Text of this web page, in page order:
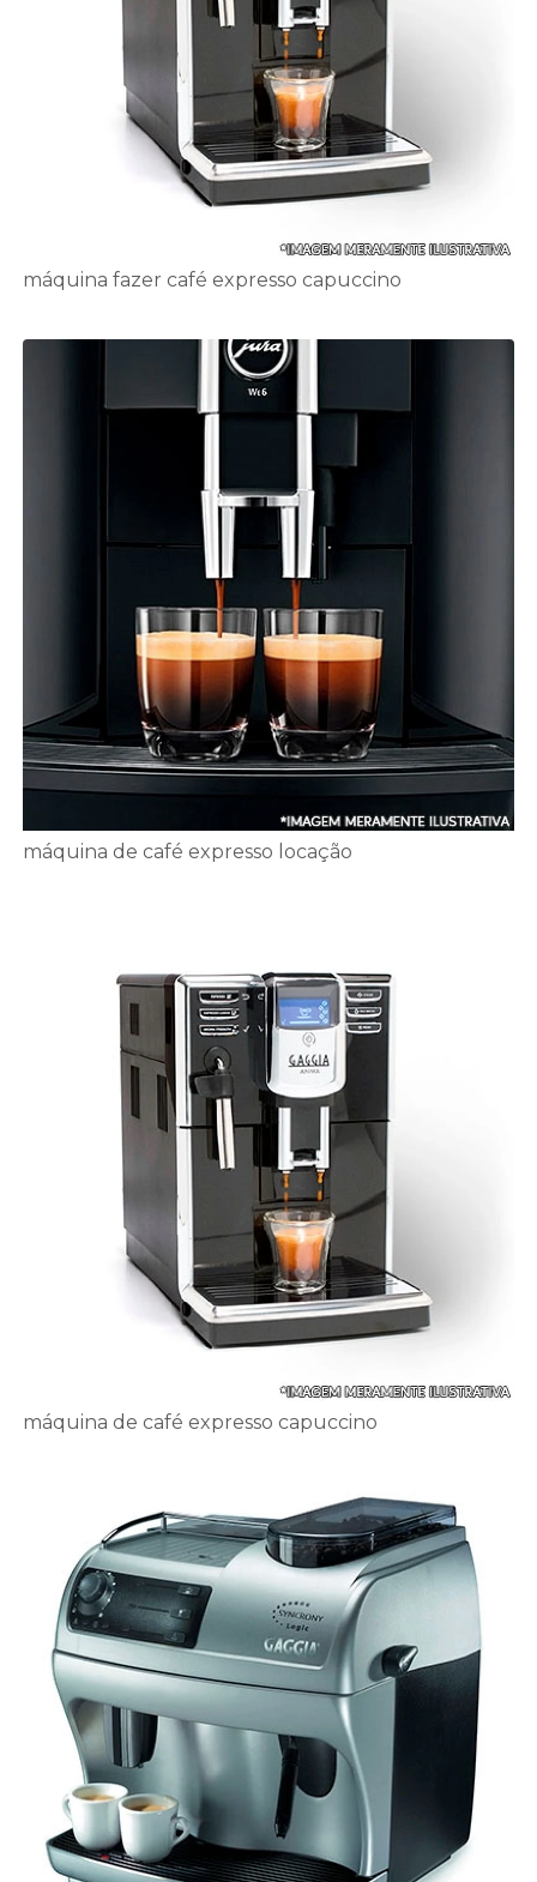
máquina fazer café expresso capuccino
máquina de café expresso locação
máquina de café expresso capuccino